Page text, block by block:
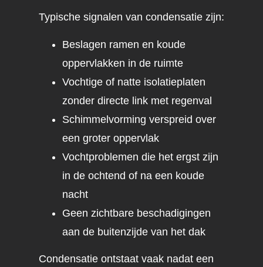
Typische signalen van condensatie zijn:
Beslagen ramen en koude
oppervlakken in de ruimte
Vochtige of natte isolatieplaten
zonder directe link met regenval
Schimmelvorming verspreid over
een groter oppervlak
Vochtproblemen die het ergst zijn
in de ochtend of na een koude
nacht
Geen zichtbare beschadigingen
aan de buitenzijde van het dak
Condensatie ontstaat vaak nadat een